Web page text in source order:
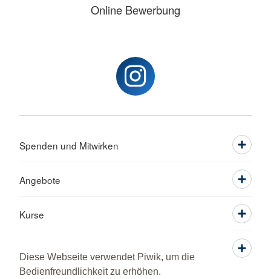
Diese Webseite verwendet Piwik, um die
Bedienfreundlichkeit zu erhöhen.
Online Bewerbung
Spenden und Mitwirken
Angebote
Kurse